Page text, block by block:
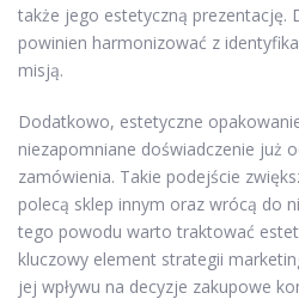
także jego estetyczną prezentację.
powinien harmonizować z
misją.
Dodatkowo, estetyczne
niezapomniane doświadczenie już
zamówienia. Takie podejście
polecą sklep innym oraz wrócą do
tego powodu warto traktować
kluczowy element strategii
jej wpływu na decyzje zakupowe